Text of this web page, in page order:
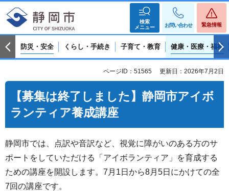
検索
メニュー
お問い合わせ 緊急情報
防災・安全 くらし・手続き 子育て・教育 健康・医療・福祉
ページID：51565 更新日：2026年7月2日
【募集は終了しました】静岡市アイボ
ランティア養成講座
静岡市では、点訳や音訳など、視覚に障がいのある方のサ
ポートをしていただける「アイボランティア」を育成する
ための講座を開設します。7月1日から8月5日にかけての全
7回の講座です。